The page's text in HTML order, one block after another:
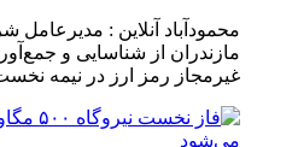
محمودآباد آنلاین : مدیرعامل
غیرمجاز رمز ارز در نیمه